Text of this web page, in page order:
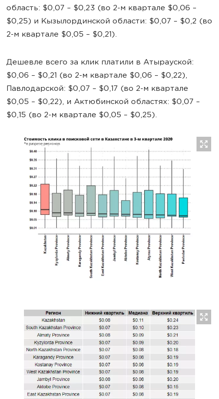
область: $0,07 – $0,23 (во 2-м квартале $0,06 –
$0,25) и Кызылординской области: $0,07 – $0,2 (во
2-м квартале $0,05 – $0,21).
Дешевле всего за клик платили в Атырауской:
$0,06 – $0,21 (во 2-м квартале $0,06 – $0,22),
Павлодарской: $0,07 – $0,17 (во 2-м квартале
$0,05 – $0,22), и Актюбинской областях: $0,07 –
$0,15 (во 2-м квартале $0,05 – $0,25).